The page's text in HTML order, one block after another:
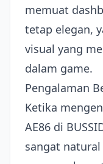
memuat
tetap elegan,
visual yang
dalam game.
Pengalaman
Ketika
AE86 di
sangat